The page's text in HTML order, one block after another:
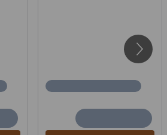
Profi-Monteur in einem Video
eines Karibu Bio Kombiofens).
189 x 172 cm
179 x 162 cm